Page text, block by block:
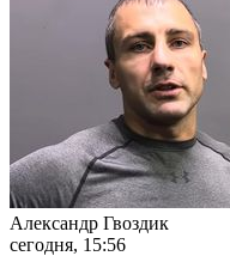
Александр Гвоздик
сегодня, 15:56